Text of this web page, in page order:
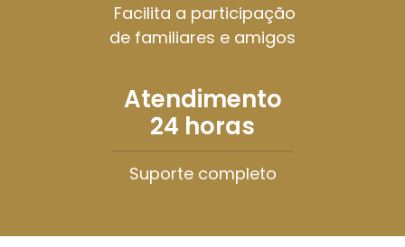
Facilita a participação
de familiares e amigos
Atendimento
24 horas
Suporte completo